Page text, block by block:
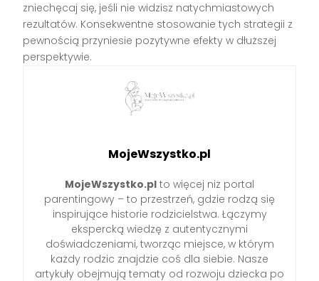
zniechęcaj się, jeśli nie widzisz natychmiastowych
rezultatów. Konsekwentne stosowanie tych strategii z
pewnością przyniesie pozytywne efekty w dłuższej
perspektywie.
MojeWszystko.pl
MojeWszystko.pl to więcej niż portal
parentingowy – to przestrzeń, gdzie rodzą się
inspirujące historie rodzicielstwa. Łączymy
ekspercką wiedzę z autentycznymi
doświadczeniami, tworząc miejsce, w którym
każdy rodzic znajdzie coś dla siebie. Nasze
artykuły obejmują tematy od rozwoju dziecka po